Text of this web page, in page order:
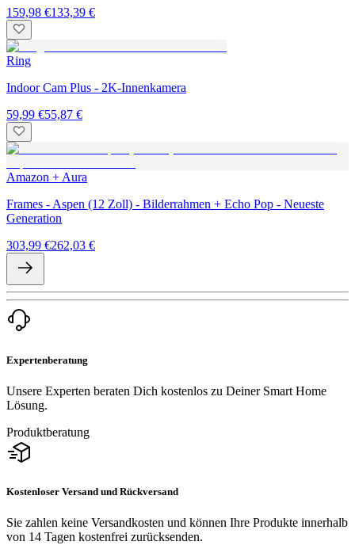
159,98 €133,39 €
Ring
Indoor Cam Plus - 2K-Innenkamera
59,99 €55,87 €
Amazon + Aura
Frames - Aspen (12 Zoll) - Bilderrahmen + Echo Pop - Neueste
Generation
303,99 €262,03 €
Expertenberatung
Unsere Experten beraten Dich kostenlos zu Deiner Smart Home
Lösung.
Produktberatung
Kostenloser Versand und Rückversand
Sie zahlen keine Versandkosten und können Ihre Produkte innerhalb
von 14 Tagen kostenfrei zurücksenden.